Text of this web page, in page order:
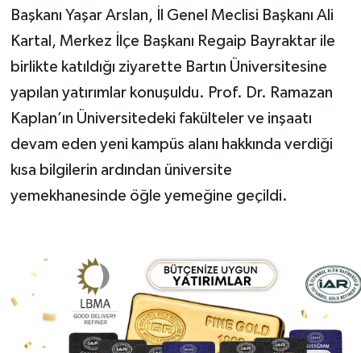
Başkanı Yaşar Arslan, İl Genel Meclisi Başkanı Ali
Kartal, Merkez İlçe Başkanı Regaip Bayraktar ile
birlikte katıldığı ziyarette Bartın Üniversitesine
yapılan yatırımlar konuşuldu. Prof. Dr. Ramazan
Kaplan’ın Üniversitedeki fakülteler ve inşaatı
devam eden yeni kampüs alanı hakkında verdiği
kısa bilgilerin ardından üniversite
yemekhanesinde öğle yemeğine geçildi.